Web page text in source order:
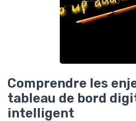
Comprendre les
tableau de bord
intelligent